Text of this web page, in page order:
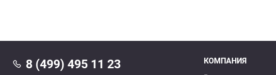
8 (499) 495 11 23 КОМПАНИЯ